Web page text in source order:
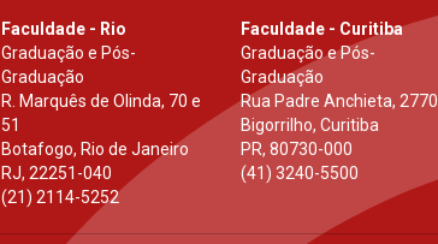
Faculdade - Rio
Graduação e Pós-
Graduação
R. Marquês de Olinda, 70 e
51
Botafogo, Rio de Janeiro
RJ,22251-040
(21) 2114-5252
Faculdade - Curitiba
Graduação e Pós-
Graduação
Rua Padre Anchieta, 2770
Bigorrilho, Curitiba
PR, 80730-000
(41) 3240-5500